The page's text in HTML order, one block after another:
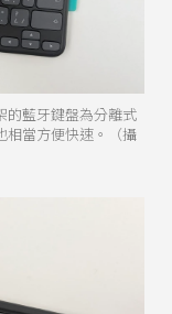
的藍牙鍵盤為分離式
相當方便快速。（攝